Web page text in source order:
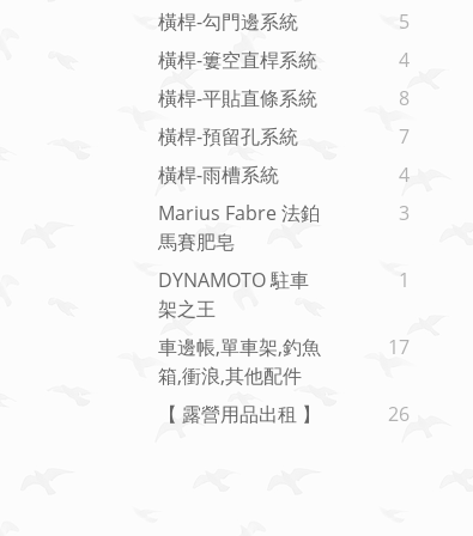
橫桿-勾門邊系統
5
橫桿-簍空直桿系統
4
橫桿-平貼直條系統
8
橫桿-預留孔系統
7
橫桿-雨槽系統
4
Marius Fabre 法鉑
馬賽肥皂
3
DYNAMOTO 駐車
架之王
1
車邊帳,單車架,釣魚
箱,衝浪,其他配件
17
【 露營用品出租 】 26